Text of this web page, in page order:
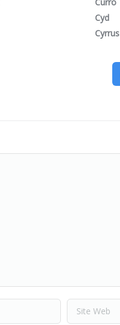
Cyd
Cyrrus
Site Web